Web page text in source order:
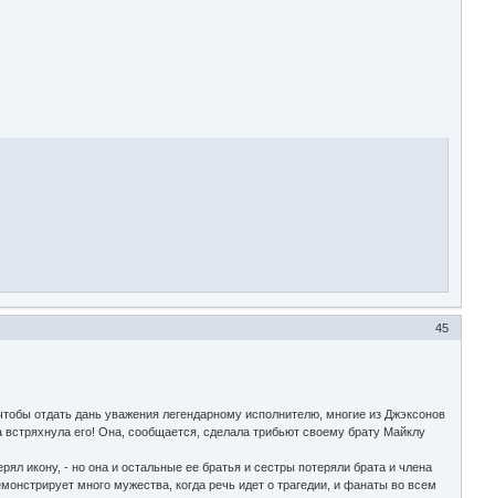
45
отдать дань уважения легендарному исполнителю, многие из Джэксонов
его! Она, сообщается, сделала трибьют своему брату Майклу
икону, - но она и остальные ее братья и сестры потеряли брата и члена
много мужества, когда речь идет о трагедии, и фанаты во всем